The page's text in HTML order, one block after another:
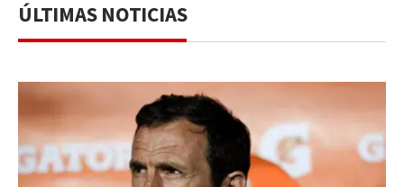
ÚLTIMAS NOTICIAS